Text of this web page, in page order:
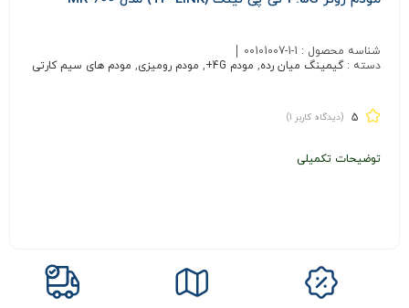
شناسه محصول : 00101007-1-1
دسته :گیمینگ میان رده, مودم 4G+ , مودم رومیزی, مودم های سیم کارتی
5 (دیدگاه کاربر 1
)
توضیحات تکمیلی